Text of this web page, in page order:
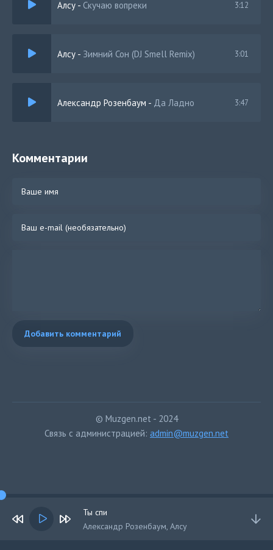
Алсу - Скучаю вопреки 3:12
Алсу - Зимний Сон (DJ Smell Remix) 3:01
Александр Розенбаум - Да Ладно 3:47
Комментарии
Добавить комментарий
© Muzgen.net - 2024
Связь с администрацией: admin@muzgen.net
Ты спи
Александр Розенбаум, Алсу